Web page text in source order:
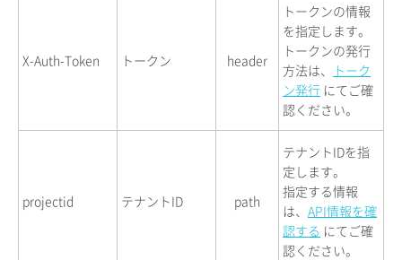
X-Auth-Token トークン header
トークンの情報
を指定します。
トークンの発行
方法は、
トーク
ン発行 にてご確
認ください。
projectid テナントID path
テナントIDを指
定します。
指定する情報
は、 API情報を確
認する にてご確
認ください。